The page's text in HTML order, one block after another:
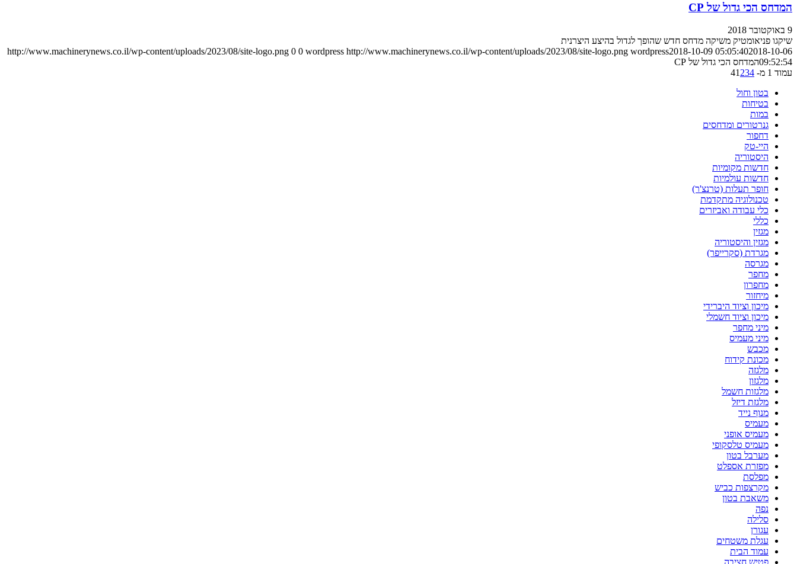
המדחס הכי גדול של CP
9 באוקטובר 2018
שיקגו פניאומטיק משיקה מדחס חדש שהופך לגדול בהיצע היצרנית
http://www.machinerynews.co.il/wp-content/uploads/2023/08/site-logo.png 0 0 wordpress http://www.machinerynews.co.il/wp-content/uploads/2023/08/site-logo.png wordpress2018-10-09 05:05:402018-10-06
09:52:54המדחס הכי גדול של CP
עמוד 1 מ- 4
1 234
בטון וחול
בטיחות
במות
גנרטורים ומדחסים
דחפור
היי-טק
היסטוריה
חדשות מקומיות
חדשות עולמיות
חופר תעלות (טרנצ'ר)
טכנולוגיה מתקדמת
כלי עבודה ואביזרים
כללי
מגזין
מגזין והיסטוריה
מגרדת (סקרייפר)
מגרסה
מחפר
מחפרון
מיחזור
מיכון וציוד היברידי
מיכון וציוד חשמלי
מיני מחפר
מיני מעמיס
מכבש
מכונת קידוח
מלגזה
מלגזון
מלגזות חשמל
מלגזת דיזל
מנוף נייד
מעמיס
מעמיס אופני
מעמיס טלסקופי
מערבל בטון
מפזרת אספלט
מפלסת
מקרצפות כביש
משאבת בטון
נפה
סלילה
עגורן
עגלת משטחים
עמוד הבית